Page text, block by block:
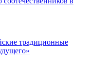
традиционные